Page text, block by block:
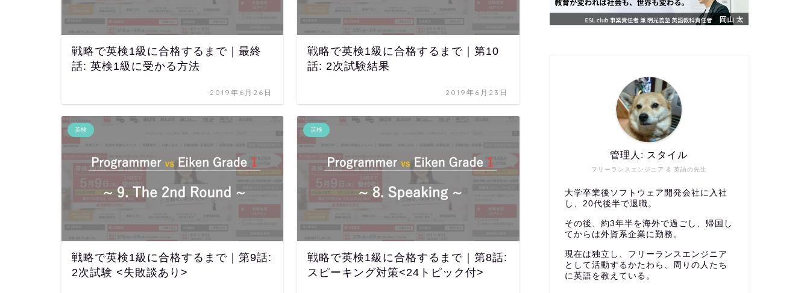
戦略で英検1級に合格するまで｜最終
話: 英検1級に受かる方法
2019年6月26日
戦略で英検1級に合格するまで｜第10
話: 2次試験結果
2019年6月23日
英検
戦略で英検1級に合格するまで｜第9話:
2次試験 <失敗談あり>
英検
戦略で英検1級に合格するまで｜第8話:
スピーキング対策<24トピック付>
フリーランスエンジニア & 英語の先生
管理人: スタイル
大学卒業後ソフトウェア開発会社に入社
し、20代後半で退職。
その後、約3年半を海外で過ごし、帰国し
てからは外資系企業に勤務。
現在は独立し、フリーランスエンジニア
として活動するかたわら、周りの人たち
に英語を教えている。